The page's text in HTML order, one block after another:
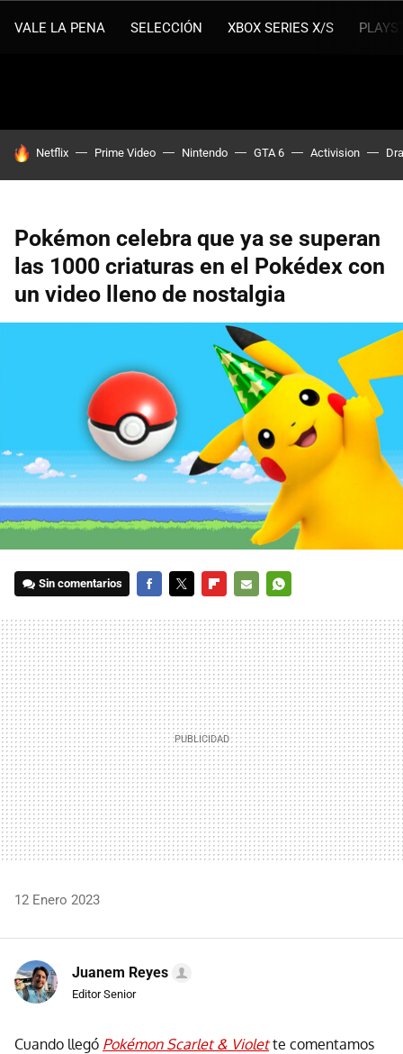
VALE LA PENA SELECCIÓN XBOX SERIES X/S
HOY SE HABLA DE
Netflix Prime Video Nintendo GTA 6 Activision
Pokémon celebra que ya se superan
las 1000 criaturas en el Pokédex con
un video lleno de nostalgia
Sin comentarios
MAIL
12 Enero 2023
Juanem Reyes
Editor Senior
Cuando llegó Pokémon Scarlet & Violette comentamos